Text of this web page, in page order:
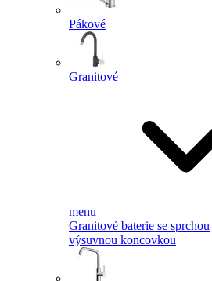
Pákové
Granitové
menu
Granitové baterie se sprchou
výsuvnou koncovkou